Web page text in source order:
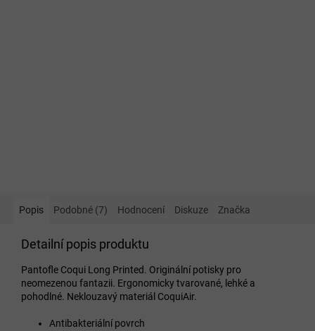
Popis Podobné (7) Hodnocení Diskuze Značka
Detailní popis produktu
Pantofle Coqui Long Printed. Originální potisky pro
neomezenou fantazii. Ergonomicky tvarované, lehké a
pohodlné. Neklouzavý materiál CoquiAir.
Antibakteriální povrch